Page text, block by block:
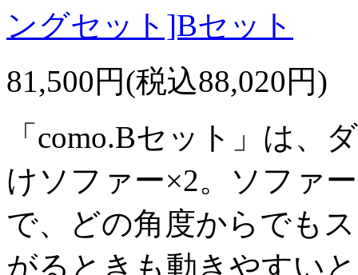
ングセット]Bセット
81,500円(税込88,020円)
「como.Bセット」は、
けソファー×2。ソファ
で、どの角度からでも
がるときも動きやすい